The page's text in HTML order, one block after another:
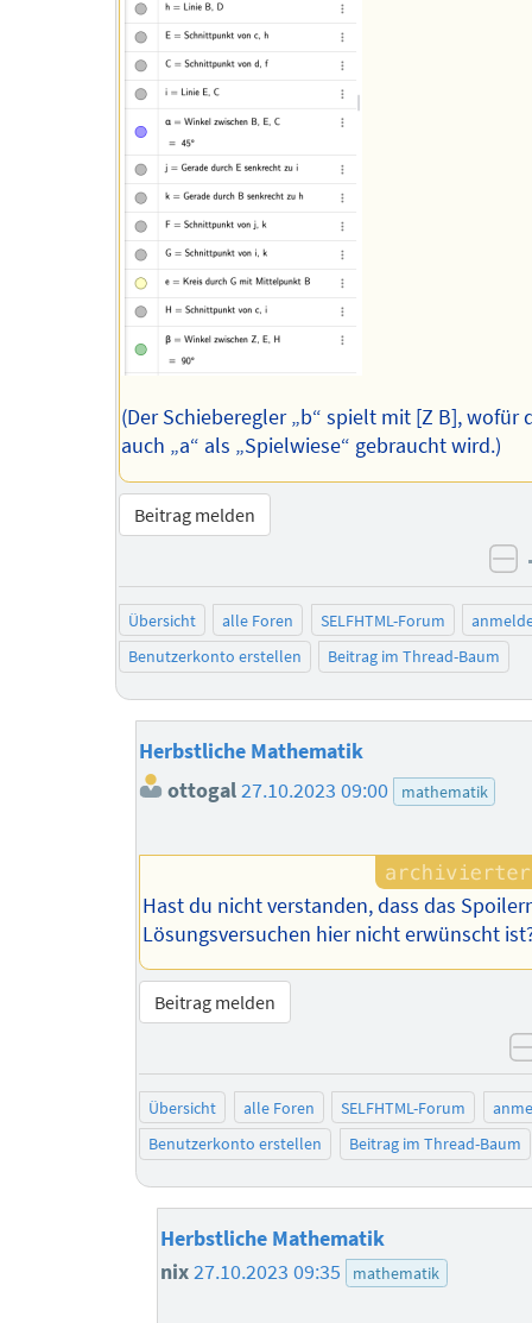
(Der Schieberegler „b“ spielt mit [Z B], wofür
auch „a“ als „Spielwiese“ gebraucht wird.)
Beitrag melden
Übersicht alle Foren SELFHTML-Forum
Benutzerkonto erstellen
Beitrag im Thread-Baum
Herbstliche Mathematik
ottogal27.10.2023 09:00 mathematik
Hast du nicht verstanden, dass das
Lösungsversuchen hier nicht erwünscht
Beitrag melden
Übersicht alle Foren SELFHTML-Forum
Benutzerkonto erstellen
Beitrag im Thread-Baum
Herbstliche Mathematik
nix27.10.2023 09:35 mathematik